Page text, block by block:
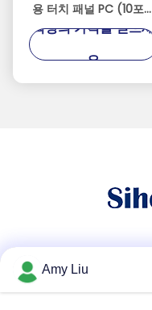
용 터치 패널 PC (10포인
트 정전식 터치, IP65 전면
최상의 가격을 얻으세
요
Amy Liu